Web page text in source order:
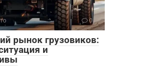
0
рынок грузовиков:
и